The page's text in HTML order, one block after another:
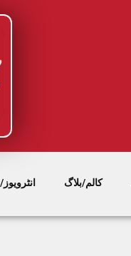
کالم/بلاگ